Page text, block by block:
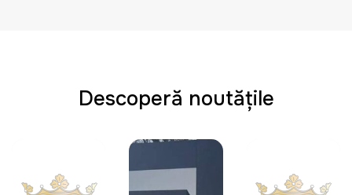
Descoperă noutățile